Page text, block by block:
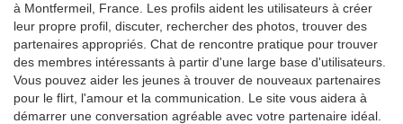
à Montfermeil, France. Les profils aident les utilisateurs à créer
leur propre profil, discuter, rechercher des photos, trouver des
partenaires appropriés. Chat de rencontre pratique pour trouver
des membres intéressants à partir d'une large base d'utilisateurs.
Vous pouvez aider les jeunes à trouver de nouveaux partenaires
pour le flirt, l'amour et la communication. Le site vous aidera à
démarrer une conversation agréable avec votre partenaire idéal.